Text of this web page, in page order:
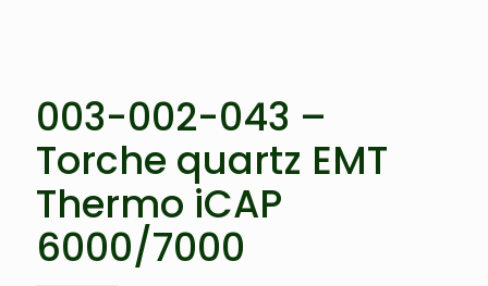
003-002-043 –
Torche quartz EMT
Thermo iCAP
6000/7000